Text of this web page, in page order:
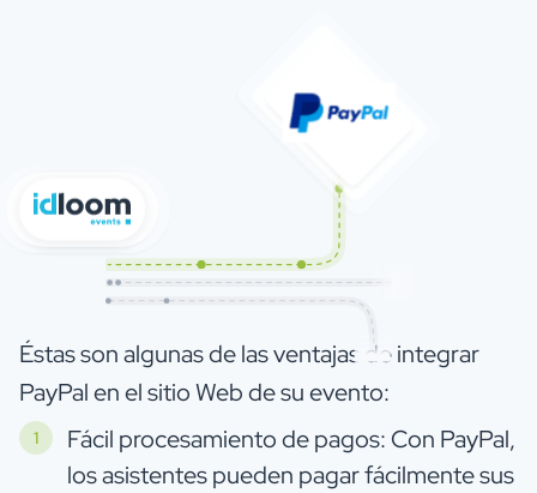
Éstas son algunas de las ventajas de integrar
PayPal en el sitio Web de su evento:
Fácil procesamiento de pagos: Con PayPal,
los asistentes pueden pagar fácilmente sus